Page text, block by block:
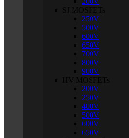
SJ MOSFETs
250V
500V
600V
650V
700V
800V
900V
HV MOSFETs
200V
250V
400V
500V
600V
650V